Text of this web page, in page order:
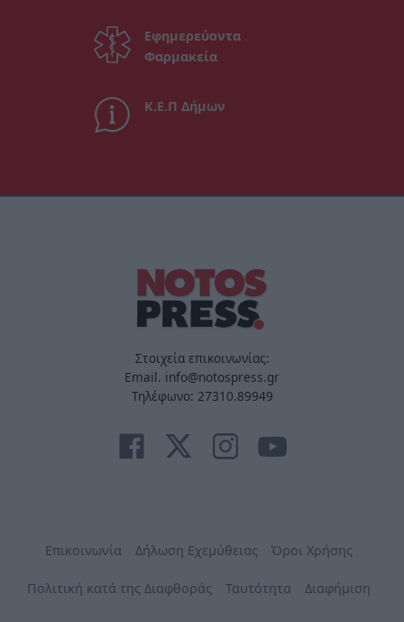
Εφημερεύοντα
Φαρμακεία
Κ.Ε.Π Δήμων
Στοιχεία επικοινωνίας:
Email. info@notospress.gr
Τηλέφωνο: 27310.89949
Επικοινωνία Δήλωση Εχεμύθειας Όροι Χρήσης
Πολιτική κατά της Διαφθοράς Ταυτότητα Διαφήμιση